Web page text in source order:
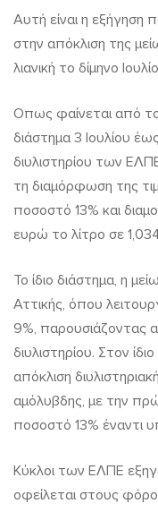
Αυτή είναι η εξήγηση
στην απόκλιση της
λιανική το δίμηνο
Οπως φαίνεται από
διάστημα 3 Ιουλίου
διυλιστηρίου των
τη διαμόρφωση της
ποσοστό 13% και
ευρώ το λίτρο σε
Το ίδιο διάστημα, η
Αττικής, όπου
9%, παρουσιάζοντας
διυλιστηρίου. Στον
απόκλιση
αμόλυβδης, με την
ποσοστό 13% έναντι
Κύκλοι των ΕΛΠΕ
οφείλεται στους